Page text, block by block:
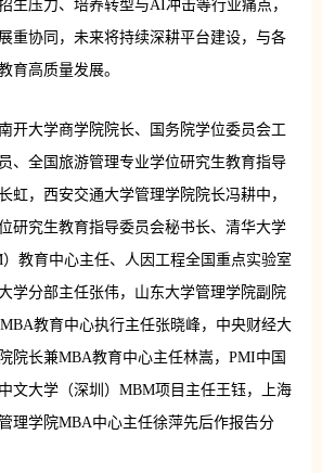
生压力、培养转型与AI冲击等行业痛点，
重协同，未来将持续深耕平台建设，与各
育高质量发展。
开大学商学院院长、国务院学位委员会工
、全国旅游管理专业学位研究生教育指导
虹，西安交通大学管理学院院长冯耕中，
研究生教育指导委员会秘书长、清华大学
教育中心主任、人因工程全国重点实验室
学分部主任张伟，山东大学管理学院副院
教育中心执行主任张晓峰，中央财经大
院长兼MBA教育中心主任林嵩，PMI中国
文大学（深圳）MBM项目主任王钰，上海
理学院MBA中心主任徐萍先后作报告分